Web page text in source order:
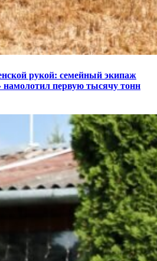
рукой: семейный экипаж
намолотил первую тысячу тонн